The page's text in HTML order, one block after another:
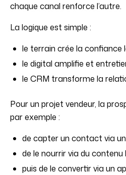
chaque canal renforce l’autre.
La logique est simple :
le terrain crée la confiance
le digital amplifie et
le CRM transforme la
Pour un projet vendeur, la
par exemple :
de capter un contact via
de le nourrir via du contenu
puis de le convertir via un